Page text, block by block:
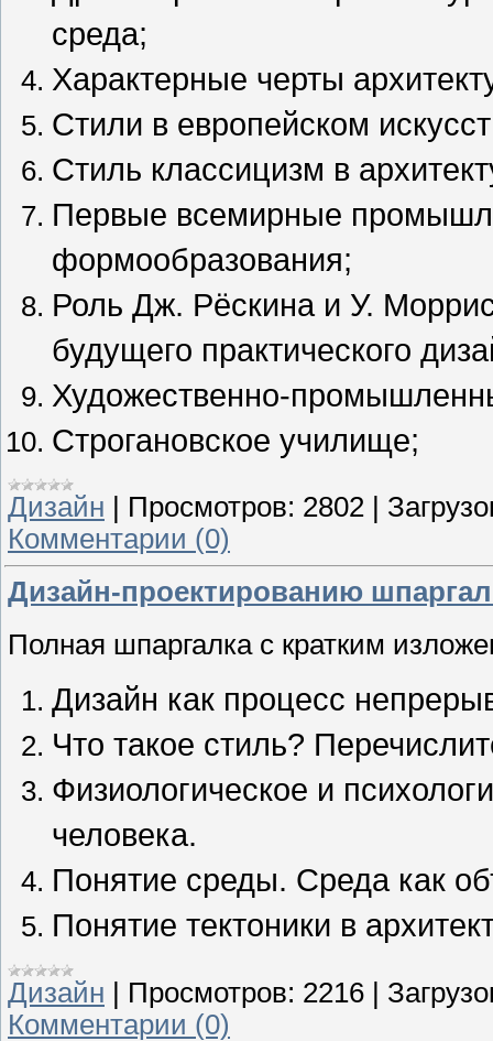
среда;
Характерные черты
Стили в европейском
Стиль классицизм в
Первые всемирные
формообразования;
Роль Дж. Рёскина и У.
будущего практического
Художественно-
Строгановское училище;
Дизайн Просмотров: 2802
Комментарии (0)
Дизайн-проектированию
Полная шпаргалка с кратким
Дизайн как процесс
Что такое стиль?
Физиологическое и
человека.
Понятие среды. Среда как
Понятие тектоники в
Дизайн Просмотров: 2216
Комментарии (0)